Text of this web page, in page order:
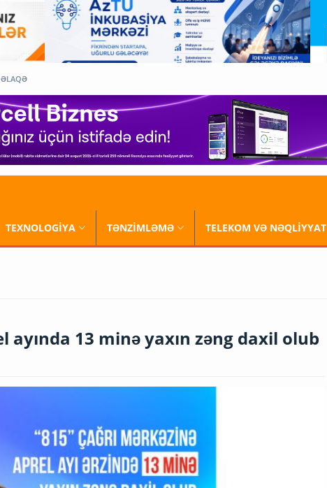
ƏLAQƏ
TEXNOLOGİYA TƏNZİMLƏMƏ TELEKOM VƏ NƏQLİYYAT
ayında 13 minə yaxın zəng daxil olub